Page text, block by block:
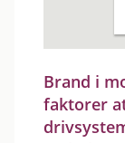
Brand i
faktorer